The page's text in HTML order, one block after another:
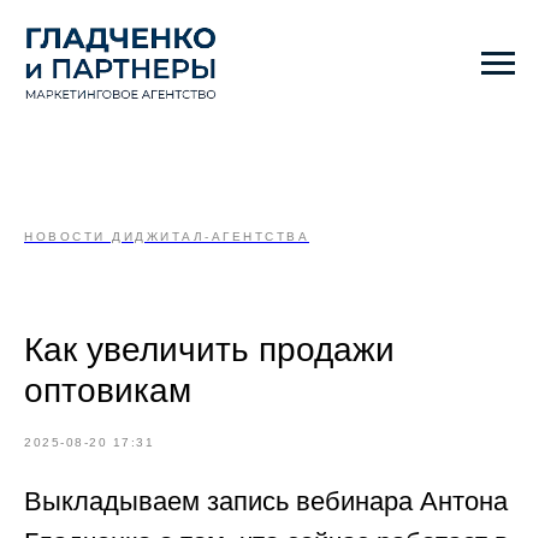
НОВОСТИ ДИДЖИТАЛ-АГЕНТСТВА
Как увеличить продажи
оптовикам
2025-08-20 17:31
Выкладываем запись вебинара Антона